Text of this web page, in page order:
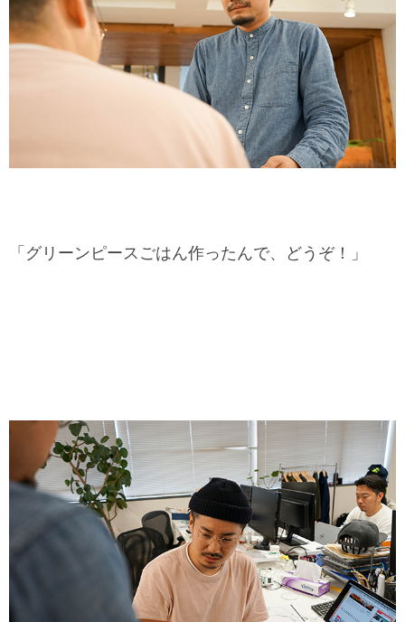
「グリーンピースごはん作ったんで、どうぞ！」